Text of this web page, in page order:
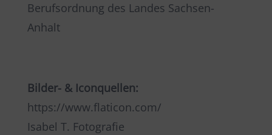
Berufsordnung des Landes Sachsen-
Anhalt
Bilder- & Iconquellen:
https://www.flaticon.com/
Isabel T. Fotografie